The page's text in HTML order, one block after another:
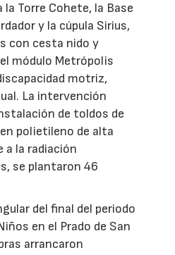
Torre Cohete, la Base
y la cúpula Sirius,
con cesta nido y
módulo Metrópolis
motriz,
La intervención
de toldos de
polietileno de alta
a la radiación
se plantaron 46
del final del periodo
en el Prado de San
arrancaron